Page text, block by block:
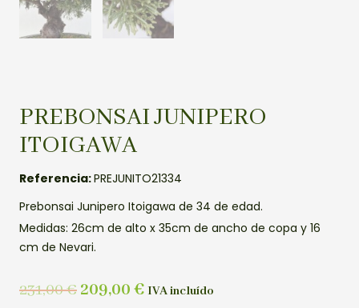
PREBONSAI JUNIPERO
ITOIGAWA
Referencia:PREJUNITO21334
Prebonsai Junipero Itoigawa de 34 de edad.
Medidas: 26cm de alto x 35cm de ancho de copa y 16
cm de Nevari.
231,00€ 209,00 € IVA incluído